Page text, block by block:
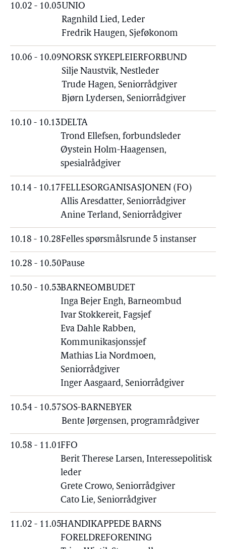
10.02 - 10.05UNIO
Ragnhild Lied, Leder
Fredrik Haugen, Sjeføkonom
10.06 - 10.09NORSK SYKEPLEIERFORBUND
Silje Naustvik, Nestleder
Trude Hagen, Seniorrådgiver
Bjørn Lydersen, Seniorrådgiver
10.10 - 10.13DELTA
Trond Ellefsen, forbundsleder
Øystein Holm-Haagensen,
spesialrådgiver
10.14 - 10.17FELLESORGANISASJONEN (FO)
Allis Aresdatter, Seniorrådgiver
Anine Terland, Seniorrådgiver
10.18 - 10.28Felles spørsmålsrunde 5 instanser
10.28 - 10.50Pause
10.50 - 10.53BARNEOMBUDET
Inga Bejer Engh, Barneombud
Ivar Stokkereit, Fagsjef
Eva Dahle Rabben,
Kommunikasjonssjef
Mathias Lia Nordmoen,
Seniorrådgiver
Inger Aasgaard, Seniorrådgiver
10.54 - 10.57SOS-BARNEBYER
Bente Jørgensen, programrådgiver
10.58 - 11.01FFO
Berit Therese Larsen, Interessepolitisk
leder
Grete Crowo, Seniorrådgiver
Cato Lie, Seniorrådgiver
11.02 - 11.05HANDIKAPPEDE BARNS
FORELDREFORENING